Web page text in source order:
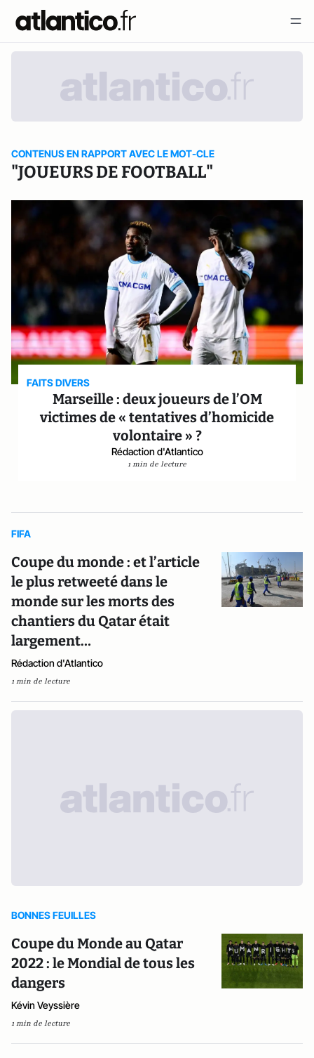
CONTENUS EN RAPPORT AVEC LE MOT-CLE
"JOUEURS DE FOOTBALL"
FAITS DIVERS
Marseille : deux joueurs de l’OM
victimes de « tentatives d’homicide
volontaire » ?
Rédaction d'Atlantico
1 min de lecture
FIFA
Coupe du monde : et l’article
le plus retweeté dans le
monde sur les morts des
chantiers du Qatar était
largement…
Rédaction d'Atlantico
1 min de lecture
BONNES FEUILLES
Coupe du Monde au Qatar
2022 : le Mondial de tous les
dangers
Kévin Veyssière
1 min de lecture